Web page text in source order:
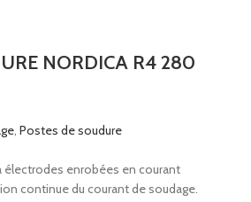
NORDICA R4 280
Postes de soudure
électrodes enrobées en courant
continue du courant de soudage.